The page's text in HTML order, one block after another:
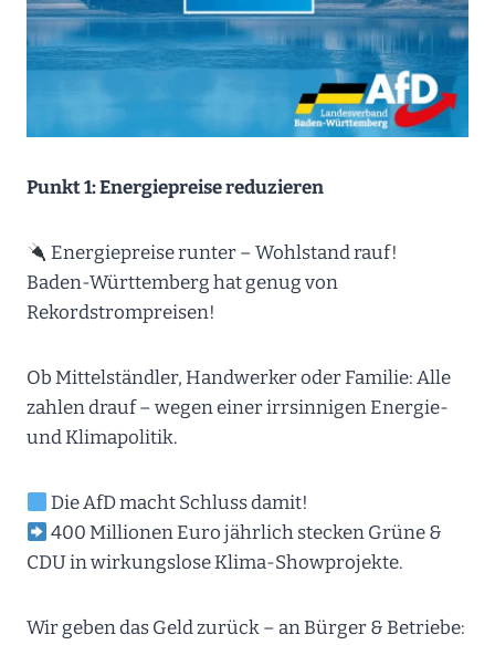
Punkt 1: Energiepreise reduzieren
Energiepreise runter – Wohlstand rauf!
Baden-Württemberg hat genug von
Rekordstrompreisen!
Ob Mittelständler, Handwerker oder Familie: Alle
zahlen drauf – wegen einer irrsinnigen Energie-
und Klimapolitik.
Die AfD macht Schluss damit!
400 Millionen Euro jährlich stecken Grüne &
CDU in wirkungslose Klima-Showprojekte.
Wir geben das Geld zurück – an Bürger & Betriebe: